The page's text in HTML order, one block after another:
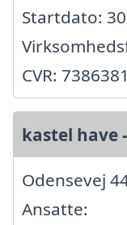
Startdato:
CVR:
kastel have
Odensevej
Ansatte: